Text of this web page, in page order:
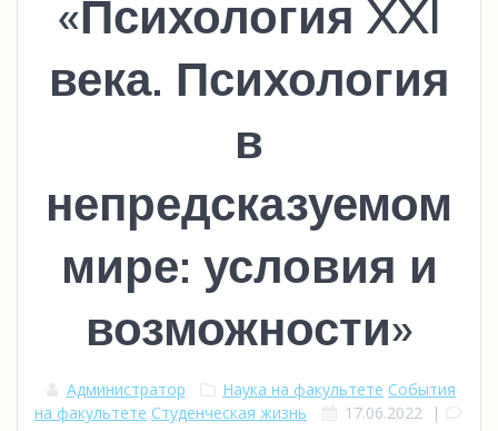
«Психология XXI
века. Психология
в
непредсказуемом
мире: условия и
возможности»
Администратор Наука на факультете События
на факультете Студенческая жизнь 17.06.2022 |